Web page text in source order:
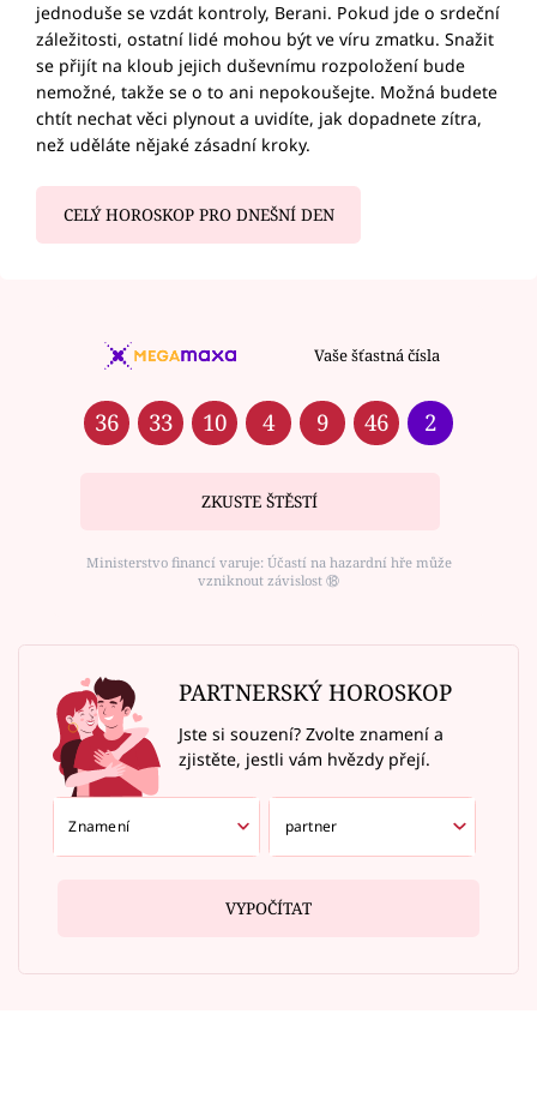
jednoduše se vzdát kontroly, Berani. Pokud jde o srdeční
záležitosti, ostatní lidé mohou být ve víru zmatku. Snažit
se přijít na kloub jejich duševnímu rozpoložení bude
nemožné, takže se o to ani nepokoušejte. Možná budete
chtít nechat věci plynout a uvidíte, jak dopadnete zítra,
než uděláte nějaké zásadní kroky.
CELÝ HOROSKOP PRO DNEŠNÍ DEN
Vaše šťastná čísla
36 33 10 4 9 46 2
ZKUSTE ŠTĚSTÍ
Ministerstvo financí varuje: Účastí na hazardní hře může
vzniknout závislost ⑱
PARTNERSKÝ HOROSKOP
Jste si souzení? Zvolte znamení a
zjistěte, jestli vám hvězdy přejí.
VYPOČÍTAT